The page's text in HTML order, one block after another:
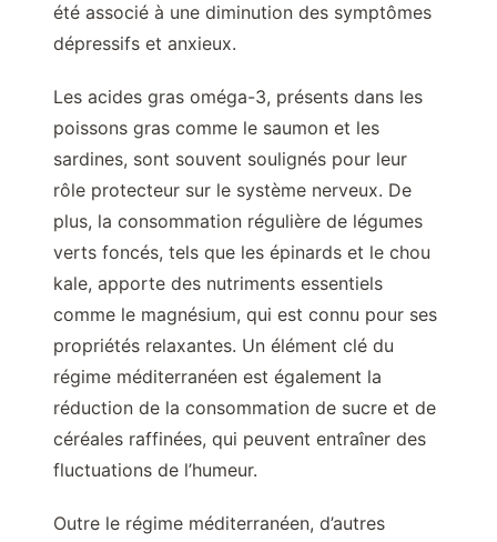
été associé à une diminution des symptômes
dépressifs et anxieux.
Les acides gras oméga-3, présents dans les
poissons gras comme le saumon et les
sardines, sont souvent soulignés pour leur
rôle protecteur sur le système nerveux. De
plus, la consommation régulière de légumes
verts foncés, tels que les épinards et le chou
kale, apporte des nutriments essentiels
comme le magnésium, qui est connu pour ses
propriétés relaxantes. Un élément clé du
régime méditerranéen est également la
réduction de la consommation de sucre et de
céréales raffinées, qui peuvent entraîner des
fluctuations de l’humeur.
Outre le régime méditerranéen, d’autres